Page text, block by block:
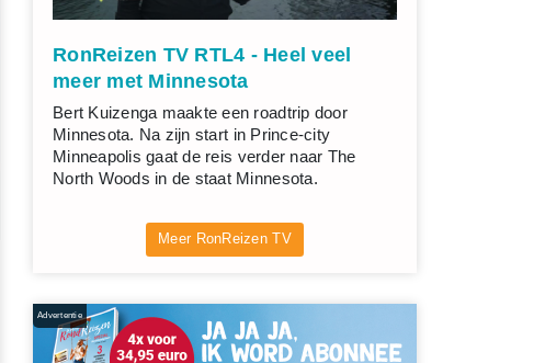
RonReizen TV RTL4 - Heel veel
meer met Minnesota
Bert Kuizenga maakte een roadtrip door
Minnesota. Na zijn start in Prince-city
Minneapolis gaat de reis verder naar The
North Woods in de staat Minnesota.
Meer RonReizen TV
Advertentie